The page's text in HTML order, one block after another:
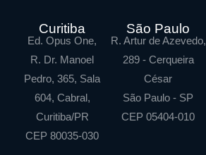
Curitiba
Ed. Opus One,
R. Dr. Manoel
Pedro, 365, Sala
604, Cabral,
Curitiba/PR
CEP 80035-030
São Paulo
R. Artur de Azevedo,
289 - Cerqueira
César
São Paulo - SP
CEP 05404-010